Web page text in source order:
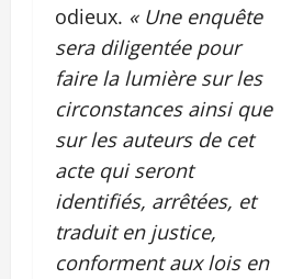
odieux. « Une enquête
sera diligentée pour
faire la lumière sur les
circonstances ainsi que
sur les auteurs de cet
acte qui seront
identifiés, arrêtées, et
traduit en justice,
conforment aux lois en